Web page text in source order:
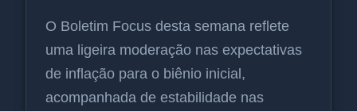
O Boletim Focus desta semana reflete
uma ligeira moderação nas expectativas
de inflação para o biênio inicial,
acompanhada de estabilidade nas